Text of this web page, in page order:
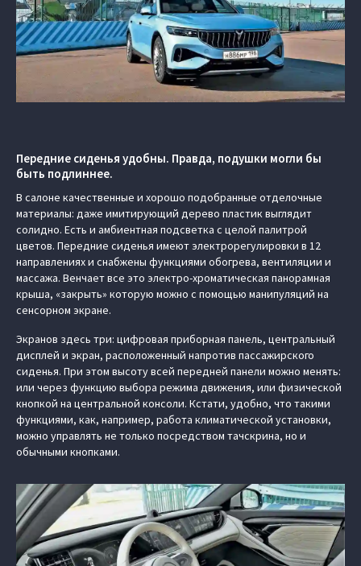
Передние сиденья удобны. Правда, подушки могли бы
быть подлиннее.
В салоне качественные и хорошо подобранные отделочные
материалы: даже имитирующий дерево пластик выглядит
солидно. Есть и амбиентная подсветка с целой палитрой
цветов. Передние сиденья имеют электрорегулировки в 12
направлениях и снабжены функциями обогрева, вентиляции и
массажа. Венчает все это электро-хроматическая панорамная
крыша, «закрыть» которую можно с помощью манипуляций на
сенсорном экране.
Экранов здесь три: цифровая приборная панель, центральный
дисплей и экран, расположенный напротив пассажирского
сиденья. При этом высоту всей передней панели можно менять:
или через функцию выбора режима движения, или физической
кнопкой на центральной консоли. Кстати, удобно, что такими
функциями, как, например, работа климатической установки,
можно управлять не только посредством тачскрина, но и
обычными кнопками.